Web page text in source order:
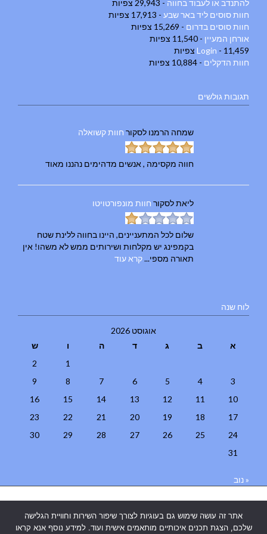
להתנדב או לעבוד בחווה - 29,943 צפיות
חוות סוסים ליד באר שבע - 17,913 צפיות
חוות סוסים בדרום - 15,269 צפיות
אורחן המעיין - 11,540 צפיות
Login - 11,459 צפיות
חוות הדקלים - 10,884 צפיות
תגובות גולשים
שמחה הרמנו לסקור חוות קשואלה
חווה מקסימה , אנשים מדהימים נהננו מאוד
ליאתלסקור חוות מונפורטויטו
שלום לכל המתעניינים, היינו בחווה ללינת שטח
בקמפינג יש מקלחות ושירותים ממש לא משהו! אין
תאורה מספי...קרא עוד
לוח שנה
אוגוסט 2026
א
ב ג ד ה ו
ש
1
2
3
4
5
6
7
8
9
10
11
12
13
14
15
16
17
18
19
20
21
22
23
24
25
26
27
28
29
30
31
« נוב
אתרים בבאר שבע|
אתר זה עושה שימוש גם בעוגיות לצורך שיפור השירות וחוויית הגלישה
שלכם, הצגת תכנים איכותיים מותאמים אישית ועוד. למידע נוסף אנא קראו